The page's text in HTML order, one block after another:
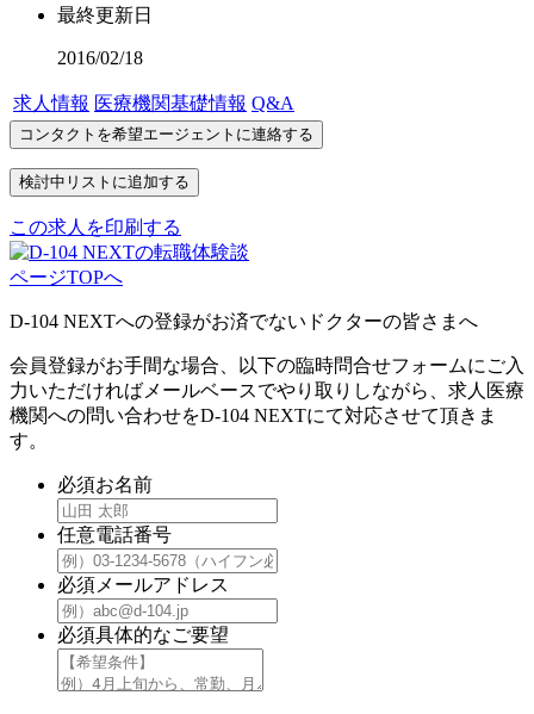
最終更新日
2016/02/18
求人情報 医療機関基礎情報 Q&A
この求人を印刷する
ページTOPへ
D-104 NEXTへの登録がお済でないドクターの皆さまへ
会員登録がお手間な場合、以下の臨時問合せフォームにご入
力いただければメールベースでやり取りしながら、求人医療
機関への問い合わせをD-104 NEXTにて対応させて頂きま
す。
必須お名前
任意電話番号
必須 メールアドレス
必須具体的なご要望